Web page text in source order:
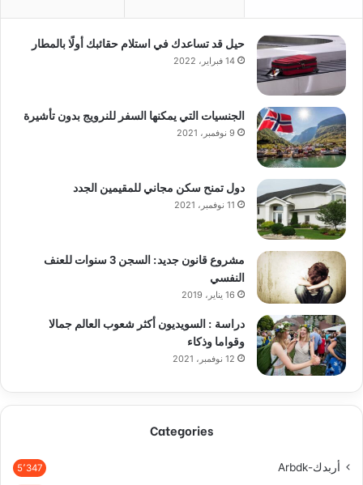
حيل قد تساعدك في استلام حقائبك أولًا بالمطار
14 فبراير، 2022
الجنسيات التي يمكنها السفر للنرويج بدون تأشيرة
9 نوفمبر، 2021
دول تمنح سكن مجاني للمقيمين الجدد
11 نوفمبر، 2021
مشروع قانون جديد: السجن 3 سنوات للعنف
النفسي
16 يناير، 2019
دراسة : السويديون أكثر شعوب العالم جمالا
وقواما وذكاء
12 نوفمبر، 2021
Categories
أربدك-Arbdk 5٬347